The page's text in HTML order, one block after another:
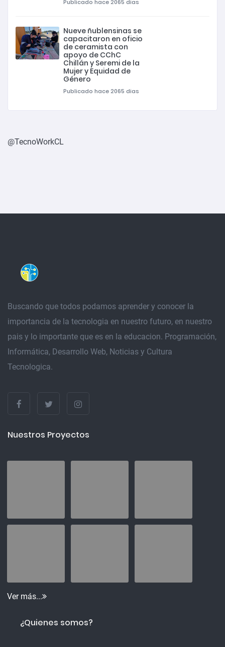
Publicado hace 2065 dias
Nueve ñublensinas se
capacitaron en oficio
de ceramista con
apoyo de CChC
Chillán y Seremi de la
Mujer y Equidad de
Género
Publicado hace 2065 dias
@TecnoWorkCL
Buscando que todos podamos aprender y conocer la
importancia de la tecnologia en nuestro futuro, en nuestro
pais y lo importante que es en la educacion. Programación,
Informática, Desarrollo Web, Noticias y Cultura
Tecnologica.
Nuestros Proyectos
Ver más...
¿Quienes somos?